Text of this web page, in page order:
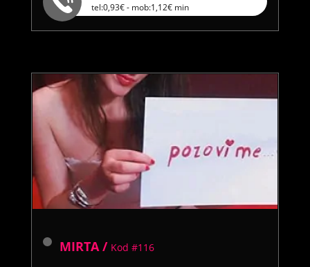
tel:0,93€ - mob:1,12€ min
MIRTA / Kod #116